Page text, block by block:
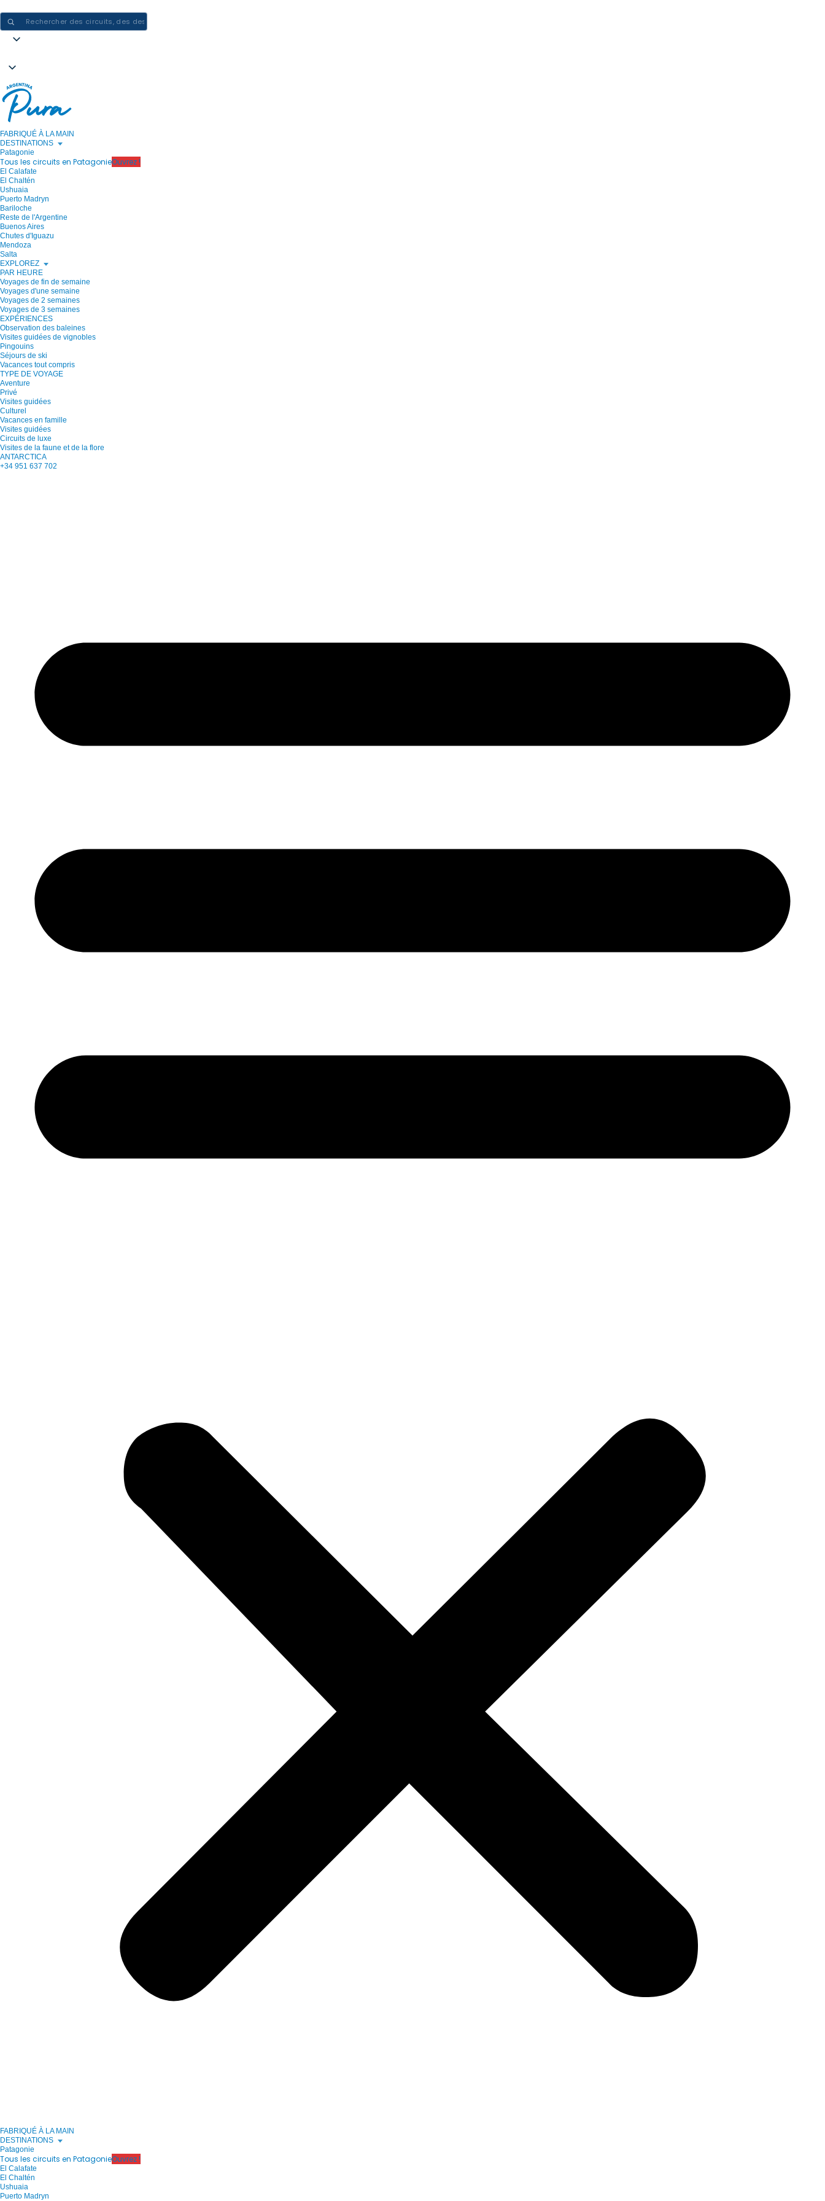
FABRIQUÉ À LA MAIN
DESTINATIONS
Patagonie
Tous les circuits en PatagonieOuvrez !
El Calafate
El Chaltén
Ushuaia
Puerto Madryn
Bariloche
Reste de l'Argentine
Buenos Aires
Chutes d'Iguazu
Mendoza
Salta
EXPLOREZ
PAR HEURE
Voyages de fin de semaine
Voyages d'une semaine
Voyages de 2 semaines
Voyages de 3 semaines
EXPÉRIENCES
Observation des baleines
Visites guidées de vignobles
Pingouins
Séjours de ski
Vacances tout compris
TYPE DE VOYAGE
Aventure
Privé
Visites guidées
Culturel
Vacances en famille
Visites guidées
Circuits de luxe
Visites de la faune et de la flore
ANTARCTICA
+34 951 637 702
FABRIQUÉ À LA MAIN
DESTINATIONS
Patagonie
Tous les circuits en PatagonieOuvrez !
El Calafate
El Chaltén
Ushuaia
Puerto Madryn